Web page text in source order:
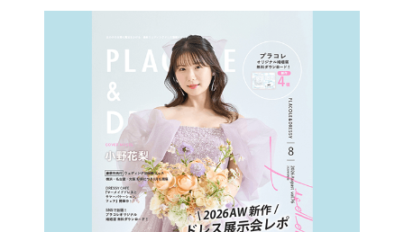
新
ド
レ
ス
記
事
を
c
h
e
ラ
ン
ナ
ー
ラ
ン
キ
ン
グ
ラ
ン
ナ
ー
レ
ポ
を
見
る